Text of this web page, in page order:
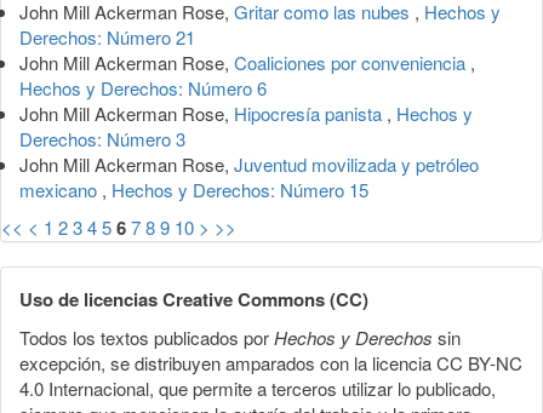
John Mill Ackerman Rose, Gritar como las nubes , Hechos y
Derechos: Número 21
John Mill Ackerman Rose, Coaliciones por conveniencia ,
Hechos y Derechos: Número 6
John Mill Ackerman Rose, Hipocresía panista , Hechos y
Derechos: Número 3
John Mill Ackerman Rose, Juventud movilizada y petróleo
mexicano , Hechos y Derechos: Número 15
<< < 1 23456789 10 > >>
Uso de licencias Creative Commons (CC)
Todos los textos publicados porHechos y Derechos sin
excepción, se distribuyen amparados con la licencia CC BY-NC
4.0 Internacional, que permite a terceros utilizar lo publicado,